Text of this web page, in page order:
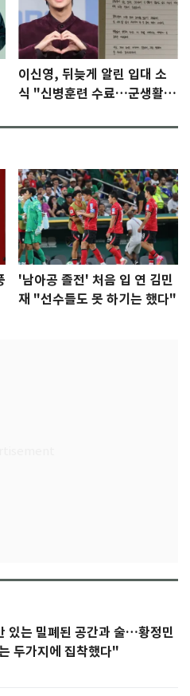
이신영, 뒤늦게 알린 입대 소
식 "신병훈련 수료…군생활
'남아공 졸전' 처음 입 연 김민
재 "선수들도 못 하기는 했다"
있는 밀폐된 공간과 술…황정민
두가지에 집착했다"